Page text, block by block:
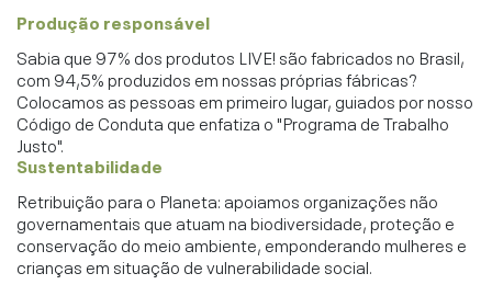
Produção responsável
Sabia que 97% dos produtos LIVE! são fabricados no Brasil,
com 94,5% produzidos em nossas próprias fábricas?
Colocamos as pessoas em primeiro lugar, guiados por nosso
Código de Conduta que enfatiza o "Programa de Trabalho
Justo".
Sustentabilidade
Retribuição para o Planeta: apoiamos organizações não
governamentais que atuam na biodiversidade, proteção e
conservação do meio ambiente, emponderando mulheres e
crianças em situação de vulnerabilidade social.